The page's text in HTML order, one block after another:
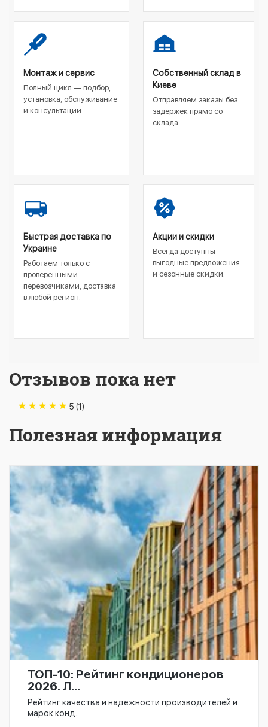
Монтаж и сервис
Полный цикл — подбор,
установка, обслуживание
и консультации.
Собственный склад в
Киеве
Отправляем заказы без
задержек прямо со
склада.
Быстрая доставка по
Украине
Работаем только с
проверенными
перевозчиками, доставка
в любой регион.
Акции и скидки
Всегда доступны
выгодные предложения
и сезонные скидки.
Отзывов пока нет
5 (1)
Полезная информация
ТОП-10: Рейтинг кондиционеров
2026. Л...
Рейтинг качества и надежности производителей и
марок конд...